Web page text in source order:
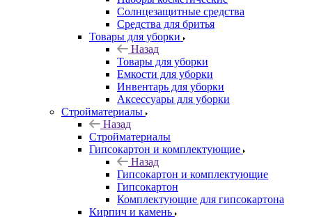
Солнцезащитные средства
Средства для бритья
Товары для уборки
Назад
Товары для уборки
Емкости для уборки
Инвентарь для уборки
Аксессуары для уборки
Стройматериалы
Назад
Стройматериалы
Гипсокартон и комплектующие
Назад
Гипсокартон и комплектующие
Гипсокартон
Комплектующие для гипсокартона
Кирпич и камень